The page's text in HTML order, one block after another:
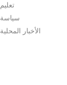
شرناقتعليم
سياسة
الأخبار المحلية